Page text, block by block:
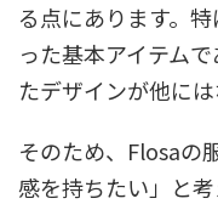
る点にあります。
った基本アイテム
たデザインが他に
そのため、Flosaの
感を持ちたい」と